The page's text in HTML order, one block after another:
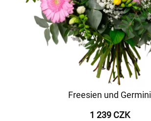
Freesien und Germini
1 239 CZK